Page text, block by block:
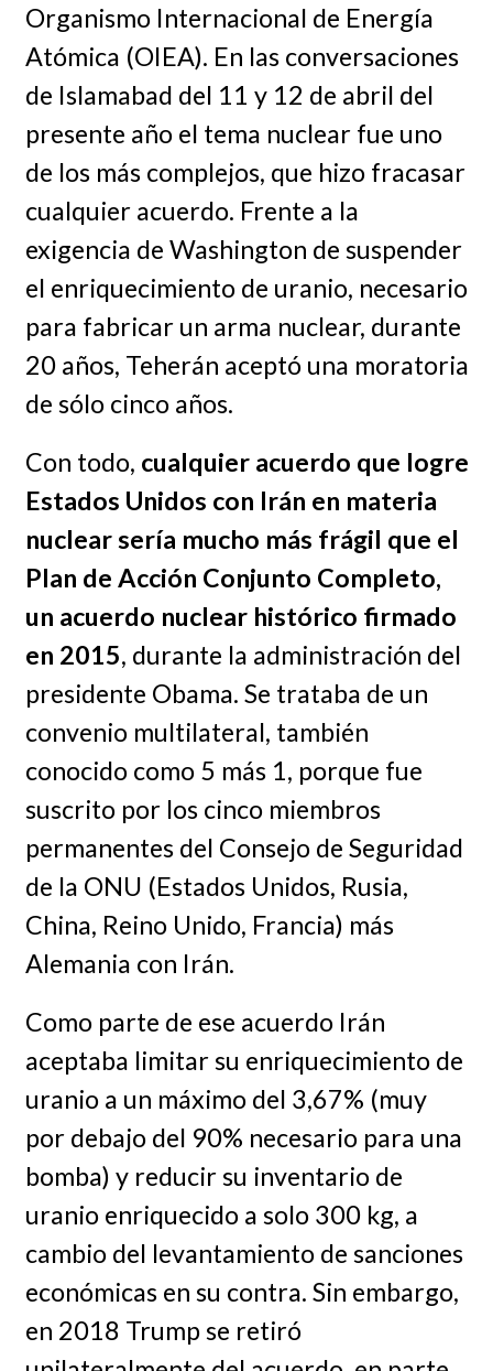
Organismo Internacional de Energía
Atómica (OIEA). En las conversaciones
de Islamabad del 11 y 12 de abril del
presente año el tema nuclear fue uno
de los más complejos, que hizo fracasar
cualquier acuerdo. Frente a la
exigencia de Washington de suspender
el enriquecimiento de uranio, necesario
para fabricar un arma nuclear, durante
20 años, Teherán aceptó una moratoria
de sólo cinco años.
Con todo, cualquier acuerdo que logre
Estados Unidos con Irán en materia
nuclear sería mucho más frágil que el
Plan de Acción Conjunto Completo,
un acuerdo nuclear histórico firmado
en 2015, durante la administración del
presidente Obama. Se trataba de un
convenio multilateral, también
conocido como 5 más 1, porque fue
suscrito por los cinco miembros
permanentes del Consejo de Seguridad
de la ONU (Estados Unidos, Rusia,
China, Reino Unido, Francia) más
Alemania con Irán.
Como parte de ese acuerdo Irán
aceptaba limitar su enriquecimiento de
uranio a un máximo del 3,67% (muy
por debajo del 90% necesario para una
bomba) y reducir su inventario de
uranio enriquecido a solo 300 kg, a
cambio del levantamiento de sanciones
económicas en su contra. Sin embargo,
en 2018 Trump se retiró